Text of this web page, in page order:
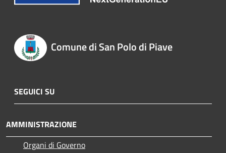
Comune di San Polo di Piave
SEGUICI SU
AMMINISTRAZIONE
Organi di Governo